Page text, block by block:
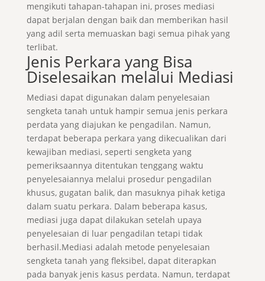
mengikuti tahapan-tahapan ini, proses mediasi
dapat berjalan dengan baik dan memberikan hasil
yang adil serta memuaskan bagi semua pihak yang
terlibat.
Jenis Perkara yang Bisa
Diselesaikan melalui Mediasi
Mediasi dapat digunakan dalam penyelesaian
sengketa tanah untuk hampir semua jenis perkara
perdata yang diajukan ke pengadilan. Namun,
terdapat beberapa perkara yang dikecualikan dari
kewajiban mediasi, seperti sengketa yang
pemeriksaannya ditentukan tenggang waktu
penyelesaiannya melalui prosedur pengadilan
khusus, gugatan balik, dan masuknya pihak ketiga
dalam suatu perkara. Dalam beberapa kasus,
mediasi juga dapat dilakukan setelah upaya
penyelesaian di luar pengadilan tetapi tidak
berhasil.Mediasi adalah metode penyelesaian
sengketa tanah yang fleksibel, dapat diterapkan
pada banyak jenis kasus perdata. Namun, terdapat